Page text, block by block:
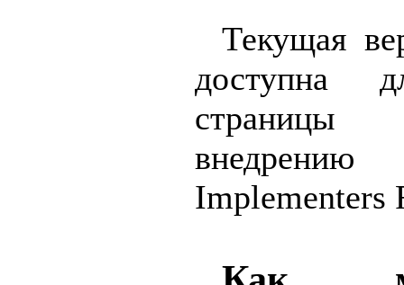
Текущая
доступна
страницы
Implementers